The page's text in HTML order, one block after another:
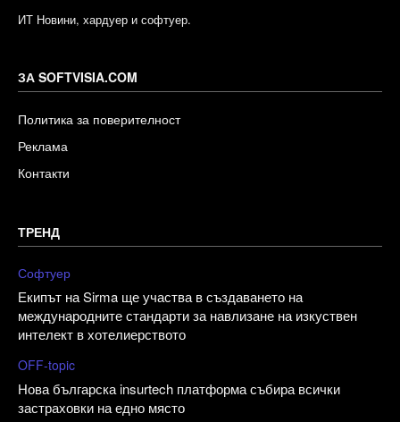
ИТ Новини, хардуер и софтуер.
ЗА SOFTVISIA.COM
Политика за поверителност
Реклама
Контакти
ТРЕНД
Софтуер
Екипът на Sirma ще участва в създаването на
международните стандарти за навлизане на изкуствен
интелект в хотелиерството
OFF-topic
Нова българска insurtech платформа събира всички
застраховки на едно място